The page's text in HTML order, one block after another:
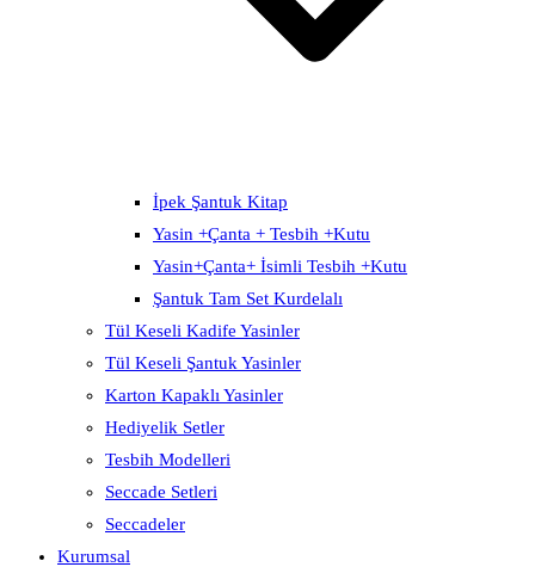
İpek Şantuk Kitap
Yasin +Çanta + Tesbih +Kutu
Yasin+Çanta+ İsimli Tesbih +Kutu
Şantuk Tam Set Kurdelalı
Tül Keseli Kadife Yasinler
Tül Keseli Şantuk Yasinler
Karton Kapaklı Yasinler
Hediyelik Setler
Tesbih Modelleri
Seccade Setleri
Seccadeler
Kurumsal